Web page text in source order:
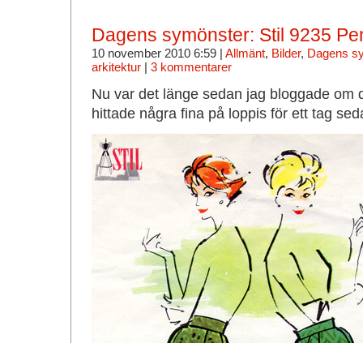
Dagens symönster: Stil 9235
10 november 2010 6:59 | Allmänt, Bilder, Dagens
arkitektur| 3 kommentarer
Nu var det länge sedan jag bloggade om
hittade några fina på loppis för ett tag